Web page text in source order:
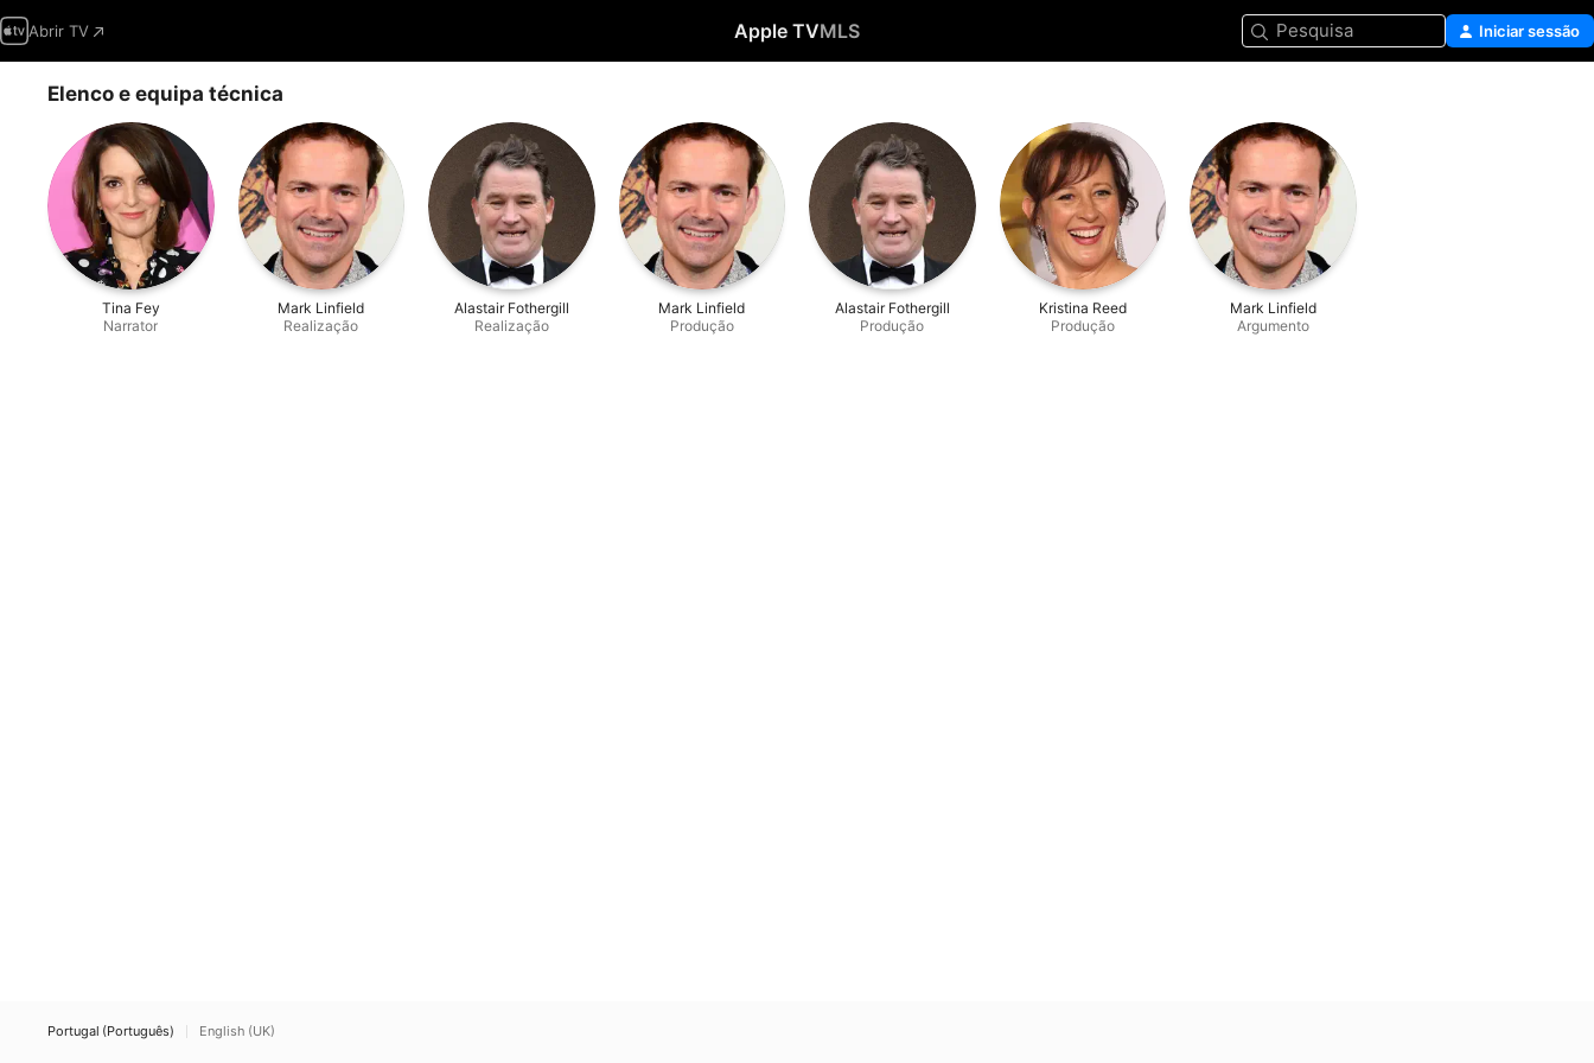
Abrir TV Apple TVMLS Pesquisa Iniciar sessão
Elenco e equipa técnica
Tina Fey
Narrator
Mark Linfield
Realização
Alastair Fothergill
Realização
Mark Linfield
Produção
Alastair Fothergill
Produção
Kristina Reed
Produção
Mark Linfield
Argumento
Portugal (Português) English (UK)